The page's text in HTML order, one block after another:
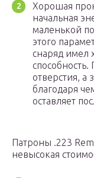
Хорошая
начальная
маленькой
этого
снаряд
способность.
отверстия, а
благодаря
оставляет
Патроны .223
невысокая